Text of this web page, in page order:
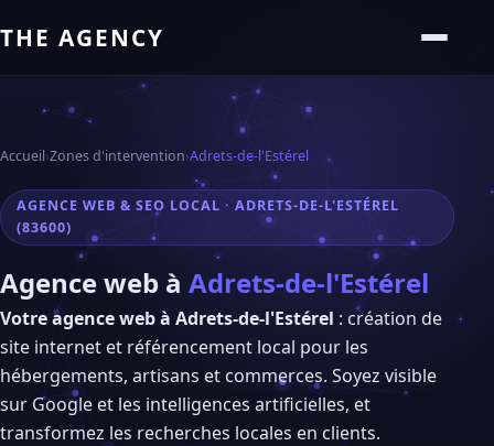
THE AGENCY
Accueil›Zones d'intervention›Adrets-de-l'Estérel
AGENCE WEB & SEO LOCAL · ADRETS-DE-L'ESTÉREL
(83600)
Agence web à Adrets-de-l'Estérel
Votre agence web à Adrets-de-l'Estérel : création de
site internet et référencement local pour les
hébergements, artisans et commerces. Soyez visible
sur Google et les intelligences artificielles, et
transformez les recherches locales en clients.